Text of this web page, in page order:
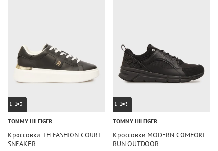
1+1=3
TOMMY HILFIGER
Кроссовки TH FASHION COURT
SNEAKER
1+1=3
TOMMY HILFIGER
Кроссовки MODERN COMFORT
RUN OUTDOOR